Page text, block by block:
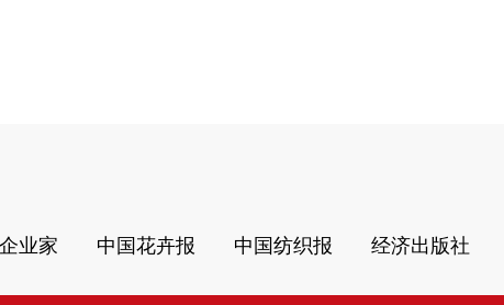
业家 中国花卉报 中国纺织报 经济出版社